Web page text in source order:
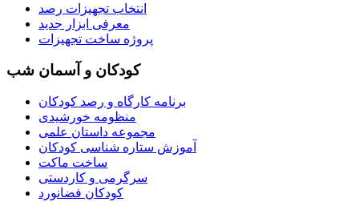
انتخاب تجهیزات رصد
معرفی ابزار جدید
پروژه ساخت تجهیزات
کودکان و آسمان شب
برنامه‌ کارگاه و رصد کودکان
منظومه خورشیدی
مجموعه داستان علمی
آموزش ستاره شناسی کودکان
ساخت ماکت
سرگرمی و کاردستی
کودکان فضانورد